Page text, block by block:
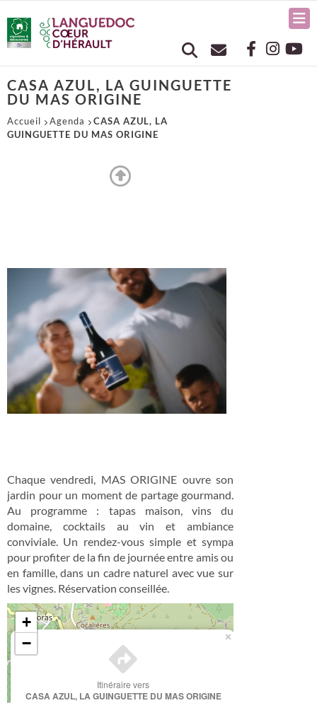
CASA AZUL, LA GUINGUETTE
DU MAS ORIGINE
Accueil Agenda
CASA AZUL, LA
GUINGUETTE DU MAS ORIGINE
Chaque vendredi, MAS ORIGINE ouvre son
jardin pour un moment de partage gourmand.
Au programme : tapas maison, vins du
domaine, cocktails au vin et ambiance
conviviale. Un rendez-vous simple et sympa
pour profiter de la fin de journée entre amis ou
en famille, dans un cadre naturel avec vue sur
les vignes. Réservation conseillée.
Itinéraire vers
CASA AZUL, LA GUINGUETTE DU MAS ORIGINE
×
+
−